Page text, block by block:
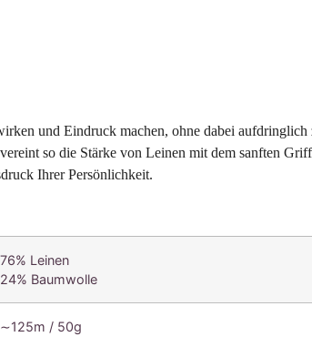
und Eindruck machen, ohne dabei
so die Stärke von Leinen mit dem sanften
Ihrer Persönlichkeit.
76% Leinen
24% Baumwolle
∼125m / 50g